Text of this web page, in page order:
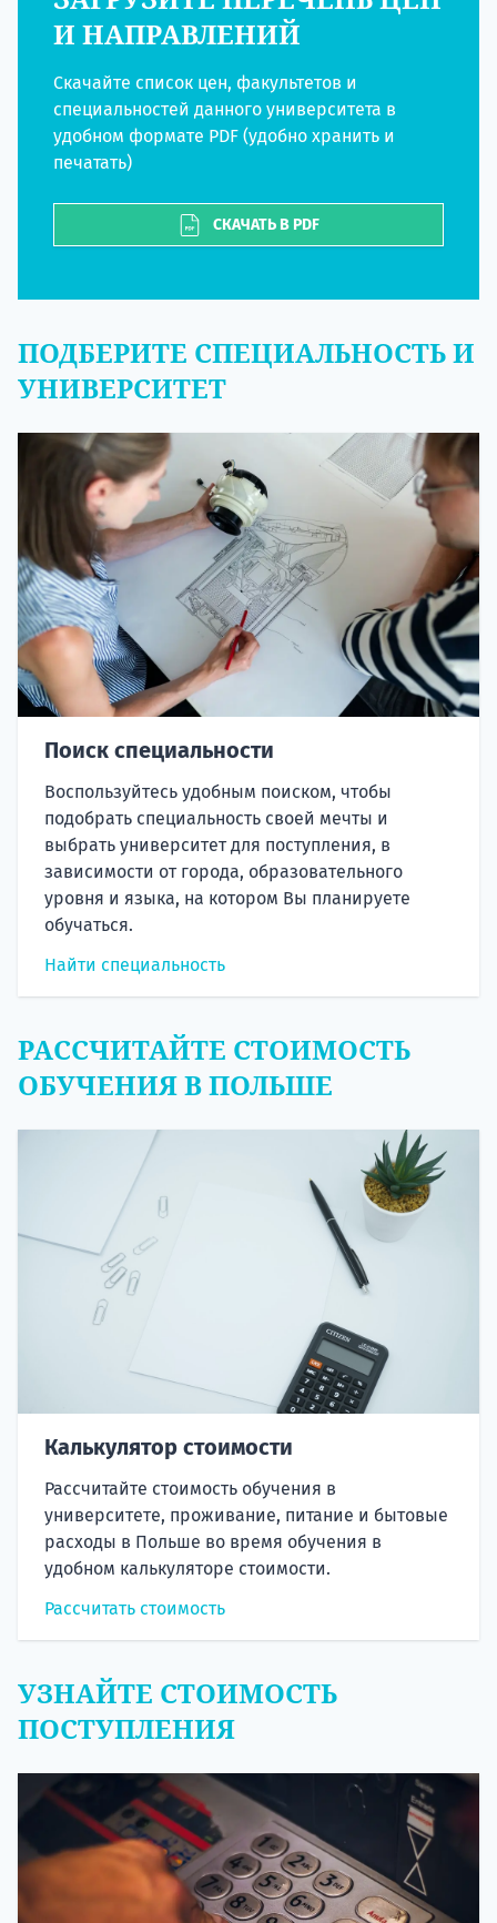
И НАПРАВЛЕНИЙ
Скачайте список цен, факультетов и
специальностей данного университета в
удобном формате PDF (удобно хранить и
печатать)
СКАЧАТЬ В PDF
ПОДБЕРИТЕ СПЕЦИАЛЬНОСТЬ И
УНИВЕРСИТЕТ
Поиск специальности
Воспользуйтесь удобным поиском, чтобы
подобрать специальность своей мечты и
выбрать университет для поступления, в
зависимости от города, образовательного
уровня и языка, на котором Вы планируете
обучаться.
Найти специальность
РАССЧИТАЙТЕ СТОИМОСТЬ
ОБУЧЕНИЯ В ПОЛЬШЕ
Калькулятор стоимости
Рассчитайте стоимость обучения в
университете, проживание, питание и бытовые
расходы в Польше во время обучения в
удобном калькуляторе стоимости.
Рассчитать стоимость
УЗНАЙТЕ СТОИМОСТЬ
ПОСТУПЛЕНИЯ